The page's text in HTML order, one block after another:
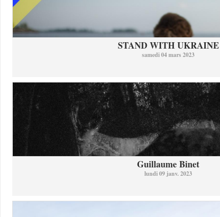
STAND WITH UKRAINE
samedi 04 mars 2023
Guillaume Binet
lundi 09 janv. 2023